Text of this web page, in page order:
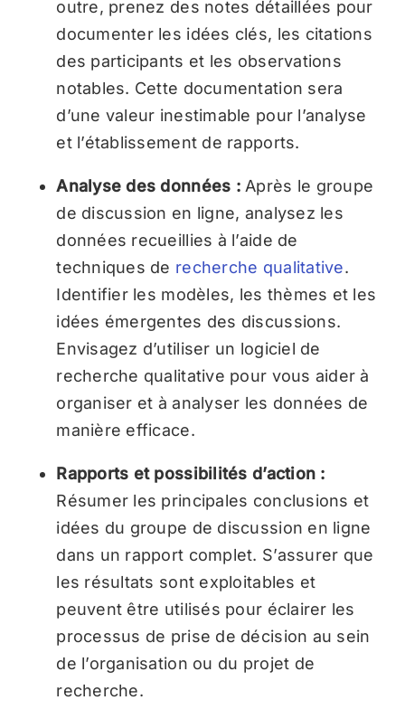
outre, prenez des notes détaillées pour
documenter les idées clés, les citations
des participants et les observations
notables. Cette documentation sera
d’une valeur inestimable pour l’analyse
et l’établissement de rapports.
Analyse des données :Après le groupe
de discussion en ligne, analysez les
données recueillies à l’aide de
techniques de recherche qualitative.
Identifier les modèles, les thèmes et les
idées émergentes des discussions.
Envisagez d’utiliser un logiciel de
recherche qualitative pour vous aider à
organiser et à analyser les données de
manière efficace.
Rapports et possibilités d’action :
Résumer les principales conclusions et
idées du groupe de discussion en ligne
dans un rapport complet. S’assurer que
les résultats sont exploitables et
peuvent être utilisés pour éclairer les
processus de prise de décision au sein
de l’organisation ou du projet de
recherche.